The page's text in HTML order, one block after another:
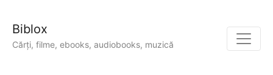
Biblox
Cărți, filme, ebooks, audiobooks, muzică